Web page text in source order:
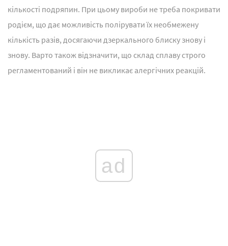
кількості подряпин. При цьому вироби не треба покривати
родієм, що дає можливість полірувати їх необмежену
кількість разів, досягаючи дзеркального блиску знову і
знову. Варто також відзначити, що склад сплаву строго
регламентований і він не викликає алергічних реакцій.
ad